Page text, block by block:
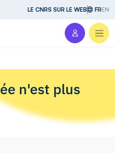
LE CNRS SUR LE WEB FREN
n'est plus